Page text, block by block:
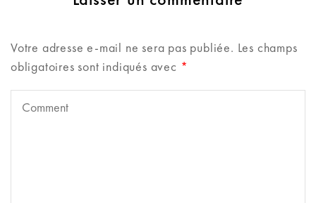
Votre adresse e-mail ne sera pas publiée. Les champs
obligatoires sont indiqués avec *